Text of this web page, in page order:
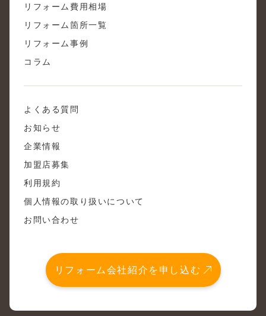
リフォーム費用相場
リフォーム箇所一覧
リフォーム事例
コラム
よくある質問
お知らせ
企業情報
加盟店募集
利用規約
個人情報の取り扱いについて
お問い合わせ
リフォーム会社紹介を申し込む